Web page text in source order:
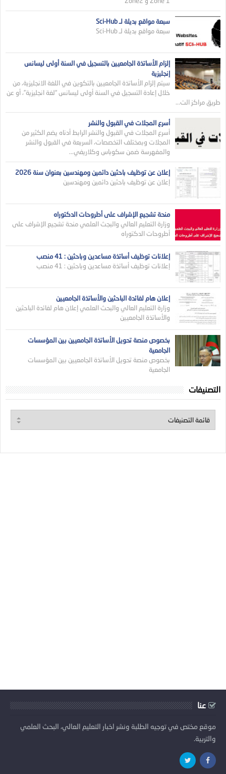
سبعة مواقع بديلة لـ Sci-Hub
سبعة مواقع بديلة لـ Sci-Hub
إلزام الأساتذة الجامعيين بالتسجيل في السنة أولى ليسانس
إنجليزية
سيتم إلزام الأساتذة الجامعيين بالتكوين في اللغة الانجليزية، من
خلال إعادة التسجيل في السنة أولى ليسانس “لغة انجليزية”، أو عن
طريق مراكز الت...
أسرع المجلات في القبول والنشر
أسرع المجلات في القبول والنشر الرابط أدناه يضم الكثير من
المجلات وبمختلف التخصصات، السريعة في القبول والنشر
والمفهرسة ضمن سكوباس وكلاريفي...
إعلان عن توظيف باحثين دائمين ومهندسين بعنوان سنة 2026
إعلان عن توظيف باحثين دائمين ومهندسين
منحة تشجيع الإشراف على أطروحات الدكتوراه
وزارة التعليم العالي والبجث العلمي منحة تشجيع الإشراف على
أطروحات الدكتوراه
إعلانات توظيف أساتذة مساعدين وباحثين : 41 منصب
إعلانات توظيف أساتذة مساعدين وباحثين : 41 منصب
إعلان هام لفائدة الباحثين والأساتذة الجامعيين
وزارة التعليم العالي والبحث العلمي إعلان هام لفائدة الباحثين
والأساتذة الجامعيين
بخصوص منصة تحويل الأساتذة الجامعيين بين المؤسسات
الجامعية
بخصوص منصة تحويل الأساتذة الجامعيين بين المؤسسات
الجامعية
التصنيفات
عنا
موقع مختص في توجيه الطلبة ونشر اخبار التعليم العالي، البحث العلمي
والتربية.